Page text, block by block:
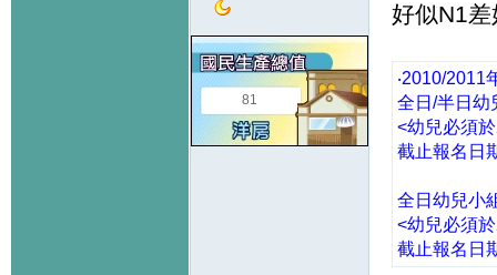
81
好似N1
‧2010/2011
全日/半日幼
<幼兒必須
截止報名日
全日幼兒小
<幼兒必須
截止報名日